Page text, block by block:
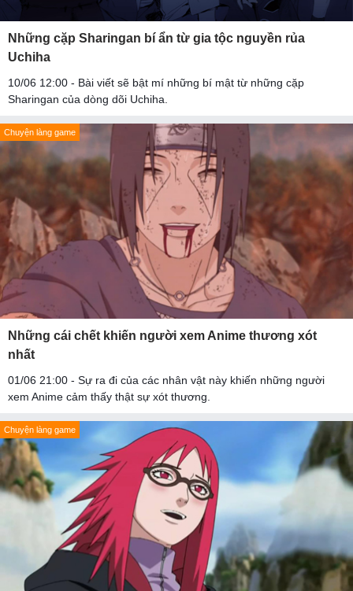
Những cặp Sharingan bí ẩn từ gia tộc nguyền rủa
Uchiha
10/06 12:00 - Bài viết sẽ bật mí những bí mật từ những cặp
Sharingan của dòng dõi Uchiha.
Chuyện làng game
Những cái chết khiến người xem Anime thương xót
nhất
01/06 21:00 - Sự ra đi của các nhân vật này khiến những người
xem Anime cảm thấy thật sự xót thương.
Chuyện làng game